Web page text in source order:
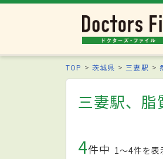
TOP 茨城県 三妻駅
三妻駅、
4件中 1〜4件を表